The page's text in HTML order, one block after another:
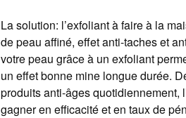
La solution: l’exfoliant à faire à la
de peau affiné, effet anti-taches et
votre peau grâce à un exfoliant
un effet bonne mine longue durée.
produits anti-âges quotidiennement,
gagner en efficacité et en taux de